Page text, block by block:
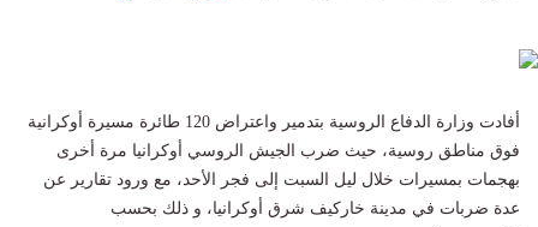
أفادت وزارة الدفاع الروسية بتدمير واعتراض 120 طائرة مسيرة أوكرانية
فوق مناطق روسية، حيث ضرب الجيش الروسي أوكرانيا مرة أخرى
بهجمات بمسيرات خلال ليل السبت إلى فجر الأحد، مع ورود تقارير عن
عدة ضربات في مدينة خاركيف شرق أوكرانيا، و ذلك بحسب